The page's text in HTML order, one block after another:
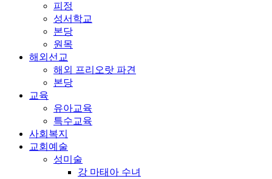
피정
성서학교
본당
원목
해외선교
해외 프리오랏 파견
본당
교육
유아교육
특수교육
사회복지
교회예술
성미술
강 마태아 수녀